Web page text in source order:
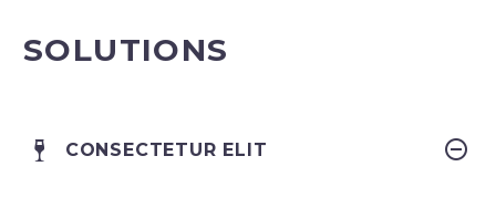
SOLUTIONS
CONSECTETUR ELIT